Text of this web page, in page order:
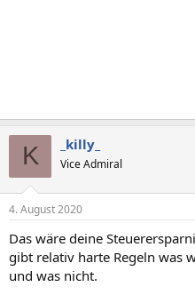
K _killy_
Vice Admiral
4. August 2020
Das wäre deine
gibt relativ harte Regeln was
und was nicht.